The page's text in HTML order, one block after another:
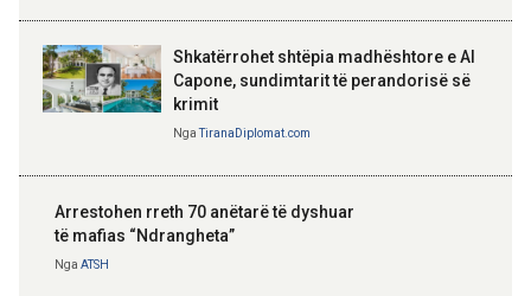
Shkatërrohet shtëpia madhështore e Al
Capone, sundimtarit të perandorisë së
krimit
Nga TiranaDiplomat.com
Arrestohen rreth 70 anëtarë të dyshuar
të mafias “Ndrangheta”
Nga ATSH